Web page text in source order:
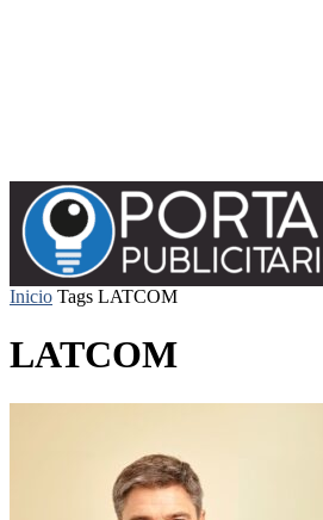
Inicio Tags LATCOM
LATCOM